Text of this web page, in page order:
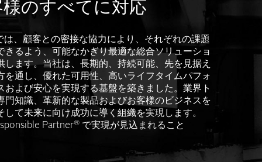
のすべてに対応
は、顧客との密接な協力により、それぞれの課題
きるよう、可能なかぎり最適な総合ソリューショ
します。当社は、長期的、持続可能、先を見据え
を通し、優れた可用性、高いライフタイムパフォ
および安心を実現する基盤を築きました。業界ト
門知識、革新的な製品およびお客様のビジネスを
して未来に向け成功に導く組織を実現します。
Partner®で実現が見込まれること